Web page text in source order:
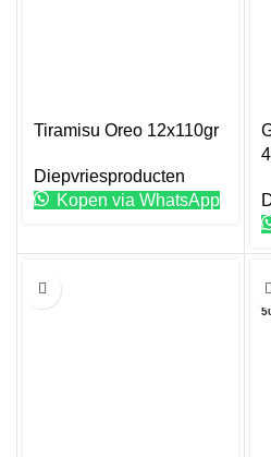
Tiramisu Oreo 12x110gr
Diepvriesproducten
Kopen via WhatsApp
5 KG
Dit